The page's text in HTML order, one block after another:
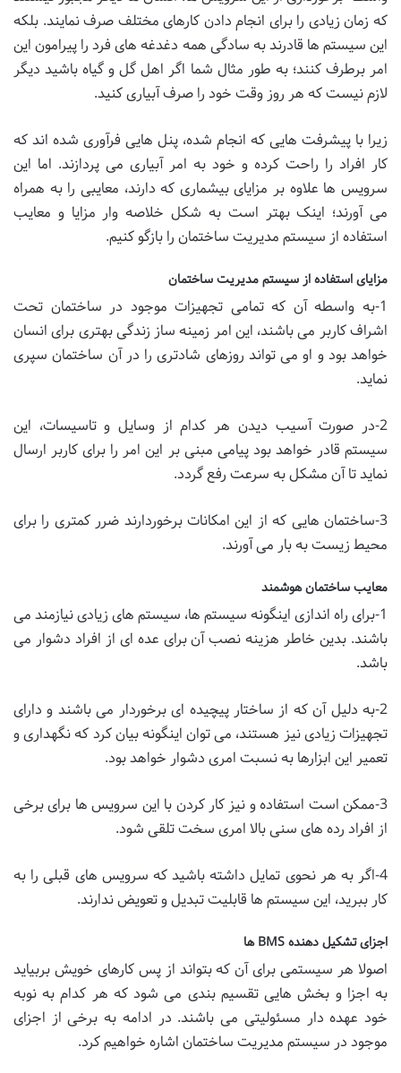
که زمان زیادی را برای انجام دادن کارهای مختلف صرف نمایند. بلکه
این سیستم ها قادرند به سادگی همه دغدغه های فرد را پیرامون این
امر برطرف کنند؛ به طور مثال شما اگر اهل گل و گیاه باشید دیگر
لازم نیست که هر روز وقت خود را صرف آبیاری کنید.
زیرا با پیشرفت هایی که انجام شده، پنل هایی فرآوری شده اند که
کار افراد را راحت کرده و خود به امر آبیاری می پردازند. اما این
سرویس ها علاوه بر مزایای بیشماری که دارند، معایبی را به همراه
می آورند؛ اینک بهتر است به شکل خلاصه وار مزایا و معایب
استفاده از سیستم مدیریت ساختمان را بازگو کنیم.
مزایای استفاده از سیستم مدیریت ساختمان
1-به واسطه آن که تمامی تجهیزات موجود در ساختمان تحت
اشراف کاربر می باشند، این امر زمینه ساز زندگی بهتری برای انسان
خواهد بود و او می تواند روزهای شادتری را در آن ساختمان سپری
نماید.
2-در صورت آسیب دیدن هر کدام از وسایل و تاسیسات، این
سیستم قادر خواهد بود پیامی مبنی بر این امر را برای کاربر ارسال
نماید تا آن مشکل به سرعت رفع گردد.
3-ساختمان هایی که از این امکانات برخوردارند ضرر کمتری را برای
محیط زیست به بار می آورند.
معایب ساختمان هوشمند
1-برای راه اندازی اینگونه سیستم ها، سیستم های زیادی نیازمند می
باشند. بدین خاطر هزینه نصب آن برای عده ای از افراد دشوار می
باشد.
2-به دلیل آن که از ساختار پیچیده ای برخوردار می باشند و دارای
تجهیزات زیادی نیز هستند، می توان اینگونه بیان کرد که نگهداری و
تعمیر این ابزارها به نسبت امری دشوار خواهد بود.
3-ممکن است استفاده و نیز کار کردن با این سرویس ها برای برخی
از افراد رده های سنی بالا امری سخت تلقی شود.
4-اگر به هر نحوی تمایل داشته باشید که سرویس های قبلی را به
کار ببرید، این سیستم ها قابلیت تبدیل و تعویض ندارند.
اجزای تشکیل دهندهBMSها
اصولا هر سیستمی برای آن که بتواند از پس کارهای خویش بربیاید
به اجزا و بخش هایی تقسیم بندی می شود که هر کدام به نوبه
خود عهده دار مسئولیتی می باشند. در ادامه به برخی از اجزای
موجود در سیستم مدیریت ساختمان اشاره خواهیم کرد.